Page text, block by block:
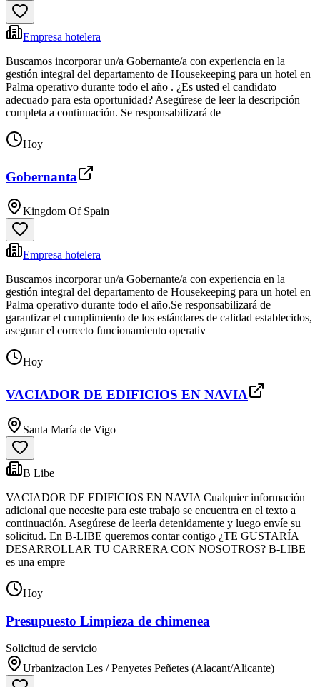
Empresa hotelera
Buscamos incorporar un/a Gobernante/a con experiencia en la
gestión integral del departamento de Housekeeping para un hotel en
Palma operativo durante todo el año . ¿Es usted el candidato
adecuado para esta oportunidad? Asegúrese de leer la descripción
completa a continuación. Se responsabilizará de
Hoy
Gobernanta
Kingdom Of Spain
Empresa hotelera
Buscamos incorporar un/a Gobernante/a con experiencia en la
gestión integral del departamento de Housekeeping para un hotel en
Palma operativo durante todo el año.Se responsabilizará de
garantizar el cumplimiento de los estándares de calidad establecidos,
asegurar el correcto funcionamiento operativ
Hoy
VACIADOR DE EDIFICIOS EN NAVIA
Santa María de Vigo
B Libe
VACIADOR DE EDIFICIOS EN NAVIA Cualquier información
adicional que necesite para este trabajo se encuentra en el texto a
continuación. Asegúrese de leerla detenidamente y luego envíe su
solicitud. En B-LIBE queremos contar contigo ¿TE GUSTARÍA
DESARROLLAR TU CARRERA CON NOSOTROS? B-LIBE
es una empre
Hoy
Presupuesto Limpieza de chimenea
Solicitud de servicio
Urbanizacion Les / Penyetes Peñetes (Alacant/Alicante)